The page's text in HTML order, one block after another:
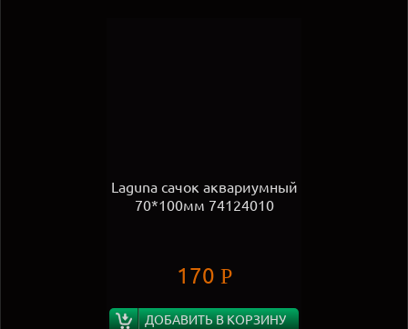
Laguna сачок аквариумный
70*100мм 74124010
170 Р
ДОБАВИТЬ В КОРЗИНУ